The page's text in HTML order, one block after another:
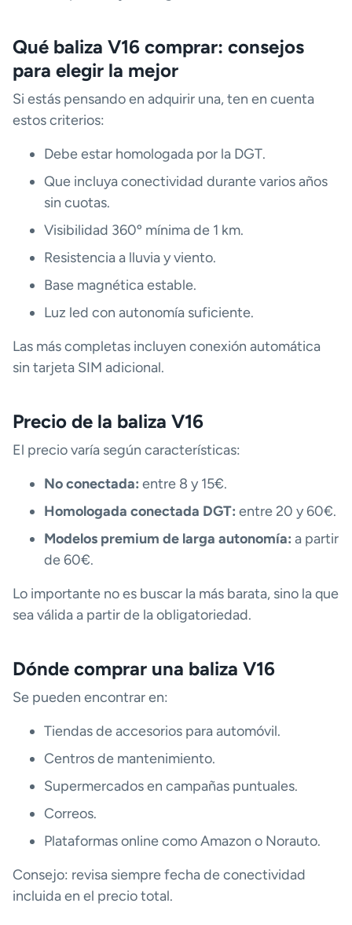
Qué baliza V16 comprar: consejos
para elegir la mejor
Si estás pensando en adquirir una, ten en cuenta
estos criterios:
Debe estar homologada por la DGT.
Que incluya conectividad durante varios años
sin cuotas.
Visibilidad 360º mínima de 1 km.
Resistencia a lluvia y viento.
Base magnética estable.
Luz led con autonomía suficiente.
Las más completas incluyen conexión automática
sin tarjeta SIM adicional.
Precio de la baliza V16
El precio varía según características:
No conectada: entre 8 y 15€.
Homologada conectada DGT: entre 20 y 60€.
Modelos premium de larga autonomía: a partir
de 60€.
Lo importante no es buscar la más barata, sino la que
sea válida a partir de la obligatoriedad.
Dónde comprar una baliza V16
Se pueden encontrar en:
Tiendas de accesorios para automóvil.
Centros de mantenimiento.
Supermercados en campañas puntuales.
Correos.
Plataformas online como Amazon o Norauto.
Consejo: revisa siempre fecha de conectividad
incluida en el precio total.